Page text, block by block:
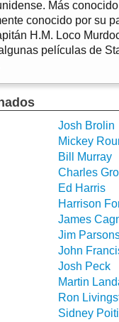
Más
conocido por su
H.M. Loco
películas de
Josh Brolin
Mickey
Bill Murray
Charles
Ed Harris
Harrison
James
Jim
John
Josh Peck
Martin
Ron
Sidney